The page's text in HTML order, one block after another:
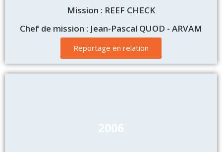
Mission : REEF CHECK
Chef de mission : Jean-Pascal QUOD - ARVAM
Reportage en relation
2006